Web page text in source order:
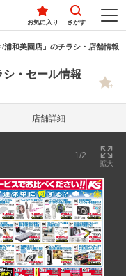
お気に入り さがす
/浦和美園店」のチラシ・店舗情報
・セール情報
店舗詳細
1/2
拡大